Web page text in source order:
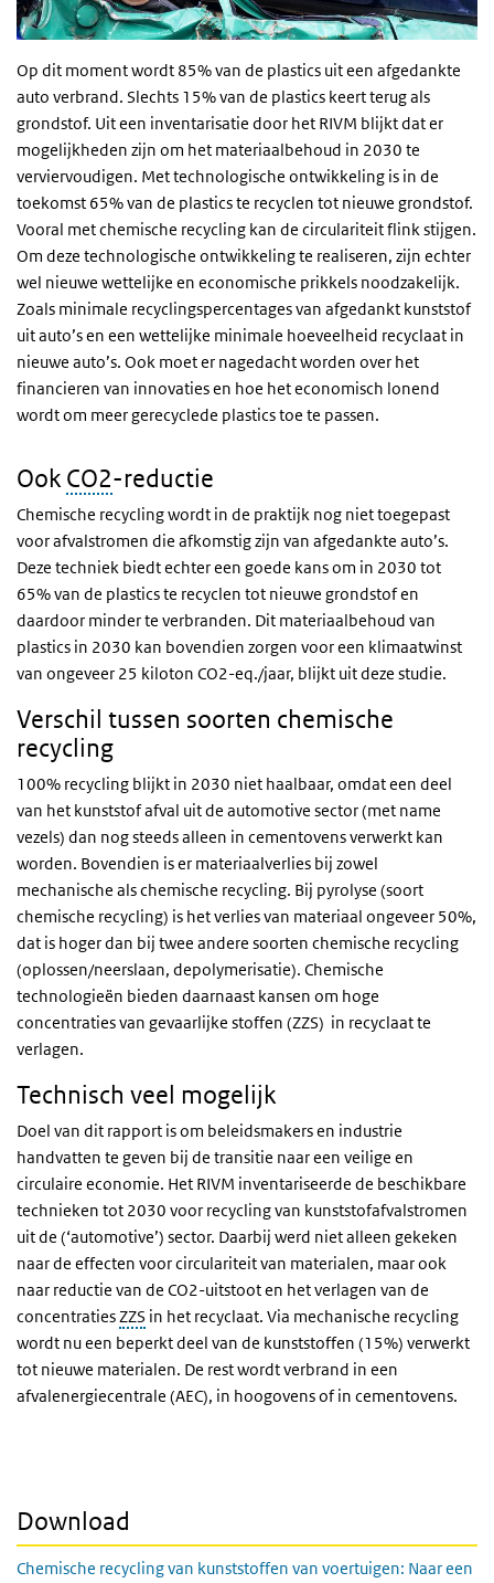
Op dit moment wordt 85% van de plastics uit een afgedankte
auto verbrand. Slechts 15% van de plastics keert terug als
grondstof. Uit een inventarisatie door het RIVM blijkt dat er
mogelijkheden zijn om het materiaalbehoud in 2030 te
verviervoudigen. Met technologische ontwikkeling is in de
toekomst 65% van de plastics te recyclen tot nieuwe grondstof.
Vooral met chemische recycling kan de circulariteit flink stijgen.
Om deze technologische ontwikkeling te realiseren, zijn echter
wel nieuwe wettelijke en economische prikkels noodzakelijk.
Zoals minimale recyclingspercentages van afgedankt kunststof
uit auto’s en een wettelijke minimale hoeveelheid recyclaat in
nieuwe auto’s. Ook moet er nagedacht worden over het
financieren van innovaties en hoe het economisch lonend
wordt om meer gerecyclede plastics toe te passen.
OokCO2-reductie
Chemische recycling wordt in de praktijk nog niet toegepast
voor afvalstromen die afkomstig zijn van afgedankte auto’s.
Deze techniek biedt echter een goede kans om in 2030 tot
65% van de plastics te recyclen tot nieuwe grondstof en
daardoor minder te verbranden. Dit materiaalbehoud van
plastics in 2030 kan bovendien zorgen voor een klimaatwinst
van ongeveer 25 kiloton CO2-eq./jaar, blijkt uit deze studie.
Verschil tussen soorten chemische
recycling
100% recycling blijkt in 2030 niet haalbaar, omdat een deel
van het kunststof afval uit de automotive sector (met name
vezels) dan nog steeds alleen in cementovens verwerkt kan
worden. Bovendien is er materiaalverlies bij zowel
mechanische als chemische recycling. Bij pyrolyse (soort
chemische recycling) is het verlies van materiaal ongeveer 50%,
dat is hoger dan bij twee andere soorten chemische recycling
(oplossen/neerslaan, depolymerisatie). Chemische
technologieën bieden daarnaast kansen om hoge
concentraties van gevaarlijke stoffen (ZZS) in recyclaat te
verlagen.
Technisch veel mogelijk
Doel van dit rapport is om beleidsmakers en industrie
handvatten te geven bij de transitie naar een veilige en
circulaire economie. Het RIVM inventariseerde de beschikbare
technieken tot 2030 voor recycling van kunststofafvalstromen
uit de (‘automotive’) sector. Daarbij werd niet alleen gekeken
naar de effecten voor circulariteit van materialen, maar ook
naar reductie van de CO2-uitstoot en het verlagen van de
concentratiesZZS in het recyclaat. Via mechanische recycling
wordt nu een beperkt deel van de kunststoffen (15%) verwerkt
tot nieuwe materialen. De rest wordt verbrand in een
afvalenergiecentrale (AEC), in hoogovens of in cementovens.
Download
Chemische recycling van kunststoffen van voertuigen: Naar een